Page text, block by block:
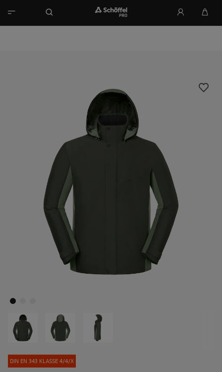
DIN EN 343 KLASSE 4/4/X